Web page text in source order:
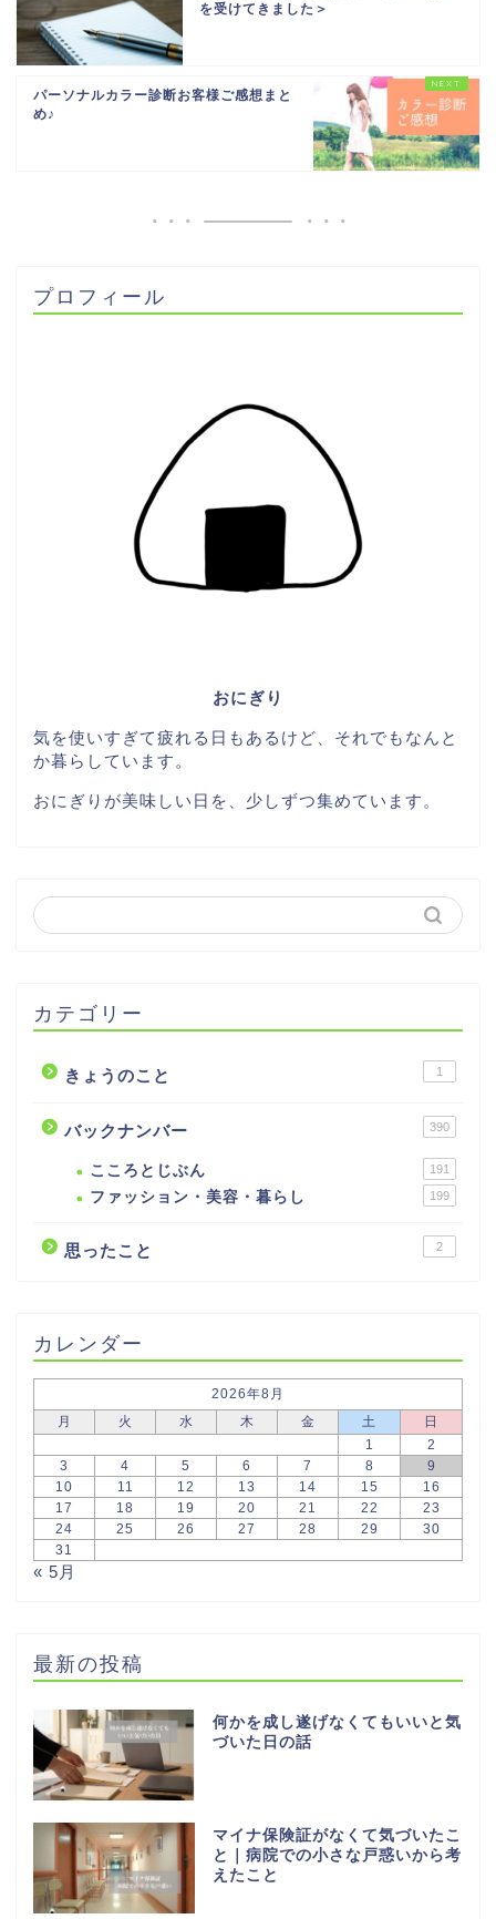
を受けてきました＞
パーソナルカラー診断お客様ご感想まと
め♪
プロフィール
おにぎり
気を使いすぎて疲れる日もあるけど、それでもなんと
か暮らしています。
おにぎりが美味しい日を、少しずつ集めています。
カテゴリー
きょうのこと 1
バックナンバー 390
こころとじぶん 191
ファッション・美容・暮らし 199
思ったこと 2
カレンダー
2026年8月
月
火 水 木 金 土
日
1
2
3
4 5 6 7 8
9
10
11 12 13 14 15
16
17
18 19 20 21 22
23
24
25 26 27 28 29
30
31
« 5月
最新の投稿
何かを成し遂げなくてもいいと気
づいた日の話
マイナ保険証がなくて気づいたこ
と｜病院での小さな戸惑いから考
えたこと